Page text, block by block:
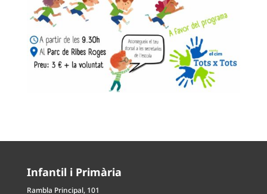
Infantil i Primària
Rambla Principal, 101